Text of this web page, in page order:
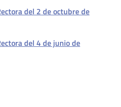
del 2 de octubre de
del 4 de junio de